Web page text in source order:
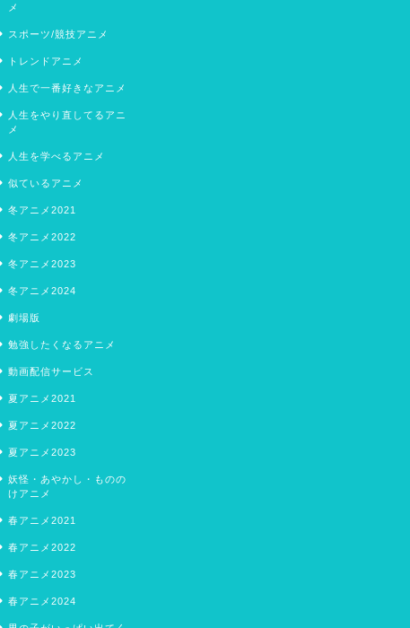
メ
スポーツ/競技アニメ
トレンドアニメ
人生で一番好きなアニメ
人生をやり直してるアニ
メ
人生を学べるアニメ
似ているアニメ
冬アニメ2021
冬アニメ2022
冬アニメ2023
冬アニメ2024
劇場版
勉強したくなるアニメ
動画配信サービス
夏アニメ2021
夏アニメ2022
夏アニメ2023
妖怪・あやかし・ものの
けアニメ
春アニメ2021
春アニメ2022
春アニメ2023
春アニメ2024